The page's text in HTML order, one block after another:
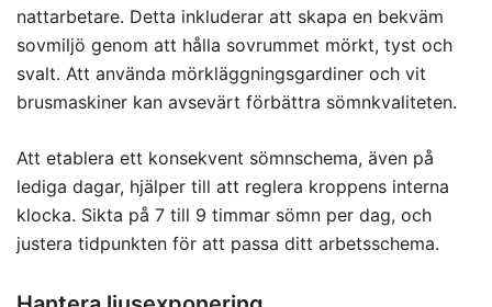
nattarbetare. Detta inkluderar att skapa en bekväm
sovmiljö genom att hålla sovrummet mörkt, tyst och
svalt. Att använda mörkläggningsgardiner och vit
brusmaskiner kan avsevärt förbättra sömnkvaliteten.
Att etablera ett konsekvent sömnschema, även på
lediga dagar, hjälper till att reglera kroppens interna
klocka. Sikta på 7 till 9 timmar sömn per dag, och
justera tidpunkten för att passa ditt arbetsschema.